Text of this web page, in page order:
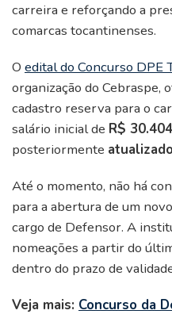
carreira e reforçando a
comarcas tocantinenses.
O edital do Concurso DPE
organização do Cebraspe,
cadastro reserva para o
salário inicial de R$
posteriormente
Até o momento, não há
para a abertura de um
cargo de Defensor. A
nomeações a partir do
dentro do prazo de
Veja mais: Concurso da